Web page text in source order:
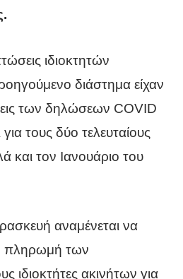
ιδιοκτητών
διάστημα είχαν
των δηλώσεων COVID
τους δύο τελευταίους
και τον Ιανουάριο του
αναμένεται να
πληρωμή των
ιδιοκτήτες ακινήτων για